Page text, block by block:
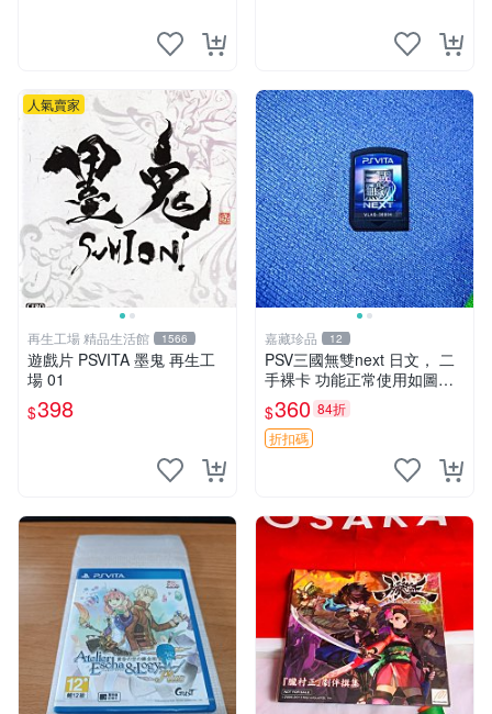
人氣賣家
再生工場 精品生活館 1566
遊戲片 PSVITA 墨鬼 再生工
場 01
$398
嘉藏珍品 12
PSV三國無雙next 日文， 二
手裸卡 功能正常使用如圖所
示 需要的朋友
$360 84折
折扣碼